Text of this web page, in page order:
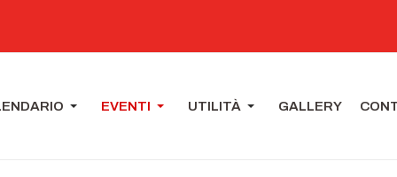
EVENTI UTILITÀ GALLERY